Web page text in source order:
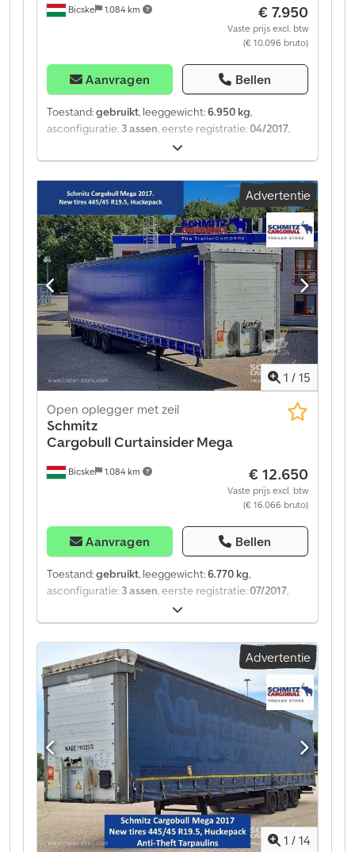
Bicske 1.084 km € 7.950
Vaste prijs excl. btw
(€ 10.096 bruto)
Aanvragen Bellen
Toestand:gebruikt, leeggewicht:6.950 kg,
asconfiguratie: 3 assen , eerste registratie:04/2017
, Leeggewicht: 6950 kg. Op onze
website vindt u een overzicht van alle beschikbare
voertuigen. Heeft u financiering nodig? Wij bieden
individuele financieringsoplossingen, uitgebreide
servicecontracten en telematicadiensten. Wij
adviseren u graag persoonlijk. Djdpfxeztgybo Am Hsck
Advertentie
1 / 15
Bicske 1.084 km
Open oplegger met zeil
Schmitz
CargobullCurtainsider Mega
€ 12.650
Vaste prijs excl. btw
(€ 16.066 bruto)
Aanvragen Bellen
Toestand:gebruikt, leeggewicht:6.770 kg,
asconfiguratie: 3 assen, eerste registratie:07/2017,
, Bouwjaar:2017
mechanisch, Uitrusting:ABS, Leeggewicht: 6.770 kg,
luchtvering, achterste onderrijbeveiliging,
elektronisch remsysteem (EBS), 1x15- en 2x7-polige
stekker, antispray. Een overzicht van alle beschikbare
voertuigen vindt u op onze website. Financiering
nodig? Wij bieden individuele
financieringsoplossingen, full-service contracten en
telematicadiensten. Wij adviseren u graag persoonlijk.
Djdoztgx Rspfx Am Hock
Advertentie
1 / 14